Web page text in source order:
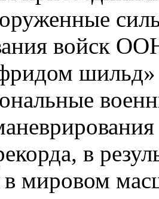
силы
войск
шильд»
в
мировом